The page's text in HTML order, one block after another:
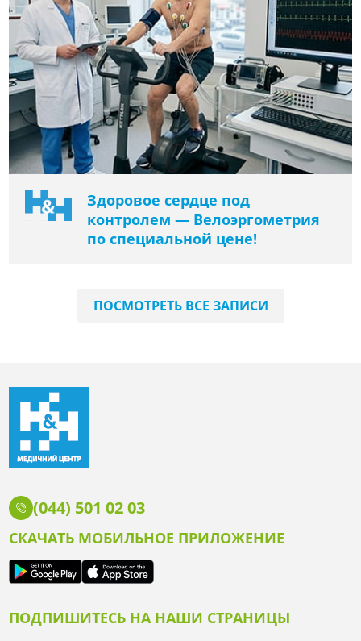
Здоровое сердце под
контролем — Велоэргометрия
по специальной цене!
ПОСМОТРЕТЬ ВСЕ ЗАПИСИ
(044) 501 02 03
СКАЧАТЬ МОБИЛЬНОЕ ПРИЛОЖЕНИЕ
ПОДПИШИТЕСЬ НА НАШИ СТРАНИЦЫ